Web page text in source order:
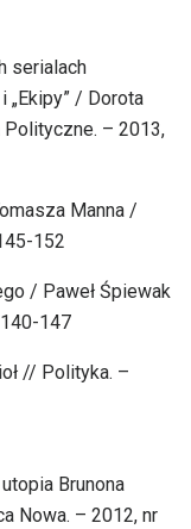
serialach
„Ekipy” / Dorota
– 2013,
Manna /
152
/ Paweł Śpiewak
147
// Polityka. –
Brunona
Nowa. – 2012, nr